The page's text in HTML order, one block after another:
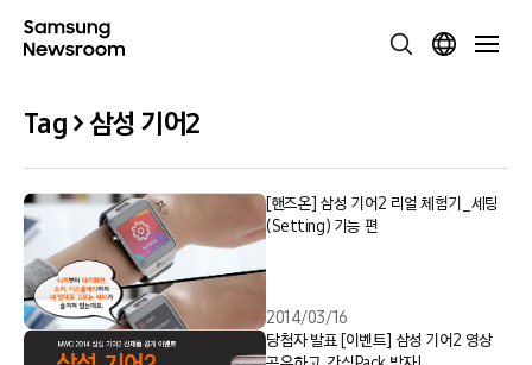
Tag > 삼성 기어2
[핸즈온] 삼성 기어2 리얼 체험기_세팅
(Setting) 기능 편
2014/03/16
당첨자 발표 [이벤트] 삼성 기어2 영상